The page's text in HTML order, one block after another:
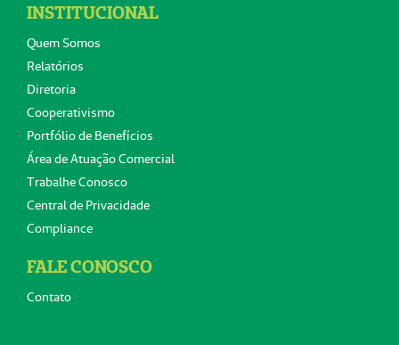
INSTITUCIONAL
Quem Somos
Relatórios
Diretoria
Cooperativismo
Portfólio de Benefícios
Área de Atuação Comercial
Trabalhe Conosco
Central de Privacidade
Compliance
FALE CONOSCO
Contato